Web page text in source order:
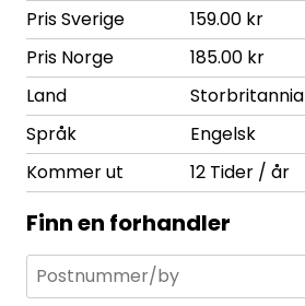
Pris Sverige
159.00 kr
Pris Norge
185.00 kr
Land
Storbritannia
Språk
Engelsk
Kommer ut
12 Tider / år
Finn en forhandler